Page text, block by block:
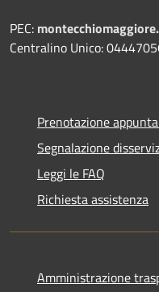
PEC:
Centralino Unico:
Prenotazione
Segnalazione
Leggi le FAQ
Richiesta assistenza
Amministrazione